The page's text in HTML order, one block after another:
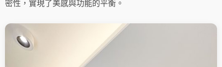
密性，實現了美感與功能的平衡。